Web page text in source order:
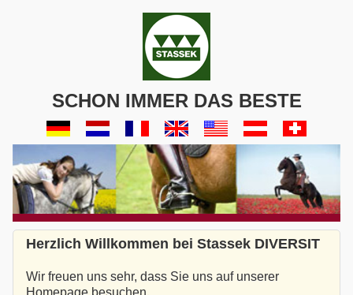
SCHON IMMER DAS BESTE
Herzlich Willkommen bei Stassek DIVERSIT
Wir freuen uns sehr, dass Sie uns auf unserer